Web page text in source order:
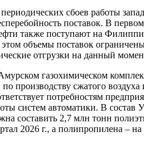
сбоев работы
поставок. В
также поступают на
объемы поставок
отгрузки на данный
газохимическом
производству сжатого
потребностям
систем автоматики. В
2,7 млн тонн
2026 г., а полипропилена – на